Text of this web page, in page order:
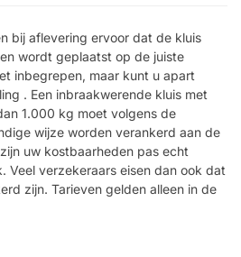
bij aflevering ervoor dat de kluis
wordt geplaatst op de juiste
inbegrepen, maar kunt u apart
. Een inbraakwerende kluis met
1.000 kg moet volgens de
wijze worden verankerd aan de
uw kostbaarheden pas echt
Veel verzekeraars eisen dan ook dat
zijn. Tarieven gelden alleen in de